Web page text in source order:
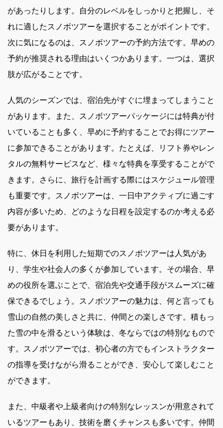
があったりします。自分のレベルをしっかりと把握し、そ
れに適したスノボツアーを選択することがポイントです。
次に気になるのは、スノボツアーの予約方法です。早めの
予約が推奨される理由はいくつかあります。一つは、選択
肢が広がることです。
人気のシーズンでは、宿泊先がすぐに埋まってしまうこと
があります。また、スノボツアーパッケージには特典が付
いていることも多く、早めに予約することでお得にツアー
に参加できることがあります。たとえば、リフト券やレン
タルの無料サービスなど、様々な特典を享受することがで
きます。さらに、旅行を計画する際にはスケジュール管理
も重要です。スノボツアーは、一日中アクティブに過ごす
内容が多いため、どのような日程を設定するのか考える必
要があります。
特に、休日を利用した短期でのスノボツアーは人気があ
り、学生や社会人の多くが参加しています。その場合、早
めの役所を選ぶことで、宿泊先や交通手段がスムーズに確
保できるでしょう。スノボツアーの魅力は、何と言っても
雪山の自然の美しさと共に、仲間との楽しさです。積もっ
た雪の中を滑るという体験は、冬ならではの特別なもので
す。スノボツアーでは、初心者の方でもインストラクター
の指導を受けながら滑ることができ、安心して楽しむこと
ができます。
また、中級者や上級者向けの特別なレッスンが用意されて
いるツアーもあり、技術を磨くチャンスも多いです。仲間